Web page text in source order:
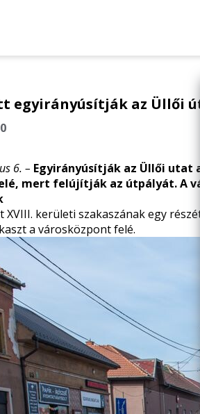
egyirányúsítják az Üllői
6. – Egyirányúsítják az Üllői utat
mert felújítják az útpályát. A
XVIII. kerületi szakaszának egy
a városközpont felé.